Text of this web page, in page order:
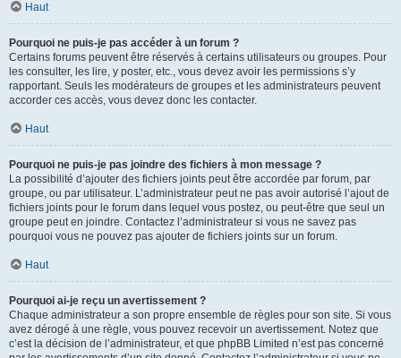
Haut
Pourquoi ne puis-je pas accéder à un forum ?
Certains forums peuvent être réservés à certains utilisateurs ou groupes. Pour
les consulter, les lire, y poster, etc., vous devez avoir les permissions s’y
rapportant. Seuls les modérateurs de groupes et les administrateurs peuvent
accorder ces accès, vous devez donc les contacter.
Haut
Pourquoi ne puis-je pas joindre des fichiers à mon message ?
La possibilité d’ajouter des fichiers joints peut être accordée par forum, par
groupe, ou par utilisateur. L’administrateur peut ne pas avoir autorisé l’ajout de
fichiers joints pour le forum dans lequel vous postez, ou peut-être que seul un
groupe peut en joindre. Contactez l’administrateur si vous ne savez pas
pourquoi vous ne pouvez pas ajouter de fichiers joints sur un forum.
Haut
Pourquoi ai-je reçu un avertissement ?
Chaque administrateur a son propre ensemble de règles pour son site. Si vous
avez dérogé à une règle, vous pouvez recevoir un avertissement. Notez que
c’est la décision de l’administrateur, et que phpBB Limited n’est pas concerné